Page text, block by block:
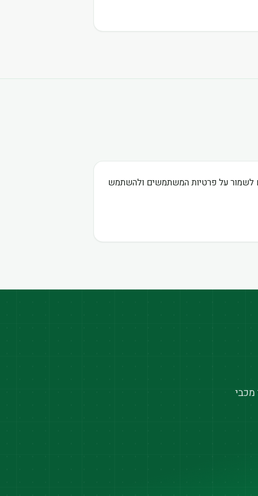
לשמור על פרטיות המשתמשים ולהשתמש
מכבי